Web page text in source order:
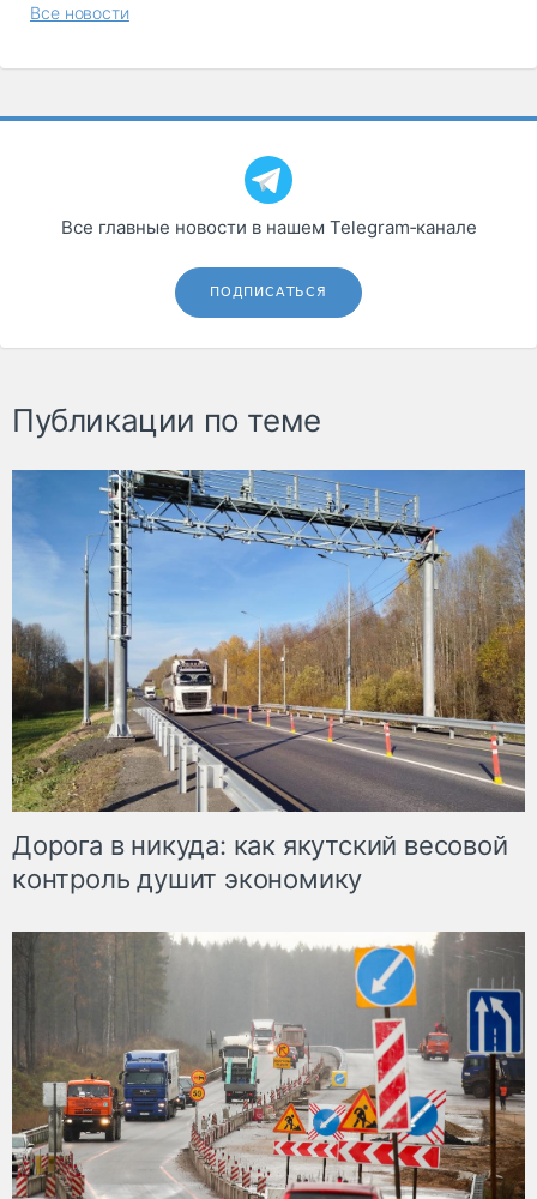
Все новости
Все главные новости в нашем Telegram‑канале
ПОДПИСАТЬСЯ
Публикации по теме
Дорога в никуда: как якутский весовой
контроль душит экономику